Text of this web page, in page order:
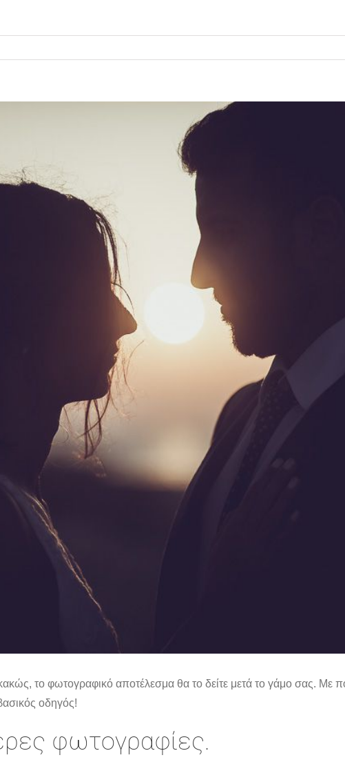
το φωτογραφικό αποτέλεσμα θα το δείτε μετά το γάμο σας. Με
οδηγός!
φωτογραφίες.